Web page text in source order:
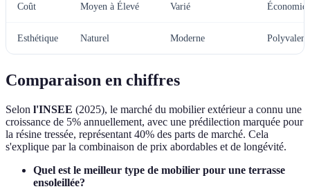
Coût Moyen à Élevé Varié
Esthétique Naturel Moderne Polyvalent
Comparaison en chiffres
Selon l'INSEE (2025), le marché du mobilier extérieur a connu une
croissance de 5% annuellement, avec une prédilection marquée pour
la résine tressée, représentant 40% des parts de marché. Cela
s'explique par la combinaison de prix abordables et de longévité.
Quel est le meilleur type de mobilier pour une terrasse
ensoleillée?